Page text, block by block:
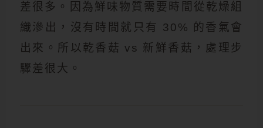
差很多。因為鮮味物質需要時間從乾燥組
織滲出，沒有時間就只有 30% 的香氣會
出來。所以乾香菇 vs 新鮮香菇，處理步
驟差很大。